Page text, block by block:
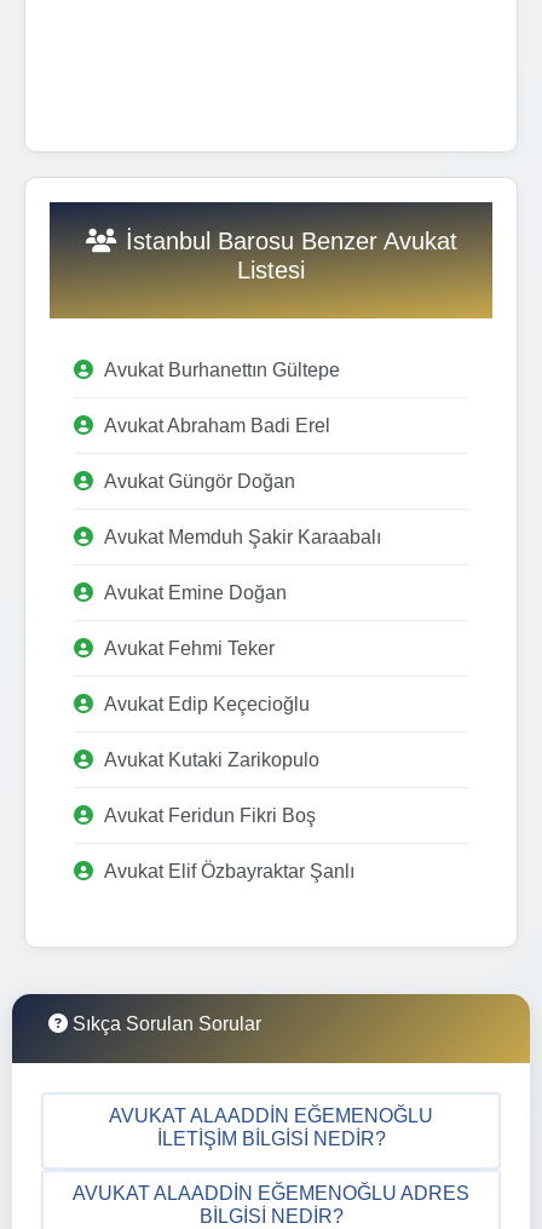
İstanbul Barosu Benzer Avukat
Listesi
Avukat Burhanettın Gültepe
Avukat Abraham Badi Erel
Avukat Güngör Doğan
Avukat Memduh Şakir Karaabalı
Avukat Emine Doğan
Avukat Fehmi Teker
Avukat Edip Keçecioğlu
Avukat Kutaki Zarikopulo
Avukat Feridun Fikri Boş
Avukat Elif Özbayraktar Şanlı
Sıkça Sorulan Sorular
AVUKAT ALAADDIN EĞEMENOĞLU
İLETIŞIM BILGISI NEDIR?
AVUKAT ALAADDIN EĞEMENOĞLU ADRES
BILGISI NEDIR?